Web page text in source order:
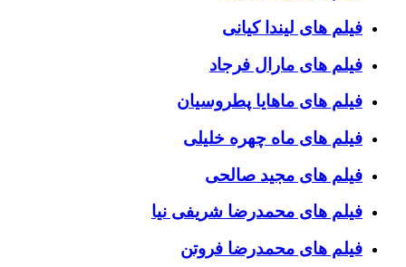
فیلم های لیندا کیانی
فیلم های مارال فرجاد
فیلم های ماهایا پطروسیان
فیلم های ماه چهره خلیلی
فیلم های مجید صالحی
فیلم های محمدرضا شریفی نیا
فیلم های محمدرضا فروتن